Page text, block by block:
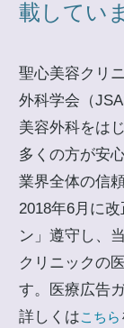
載してい
聖心美容クリ
外科学会（
美容外科をは
多くの方が安
業界全体の信
2018年6月に
ン」遵守し、
クリニックの
す。医療広告
詳しくはこちら